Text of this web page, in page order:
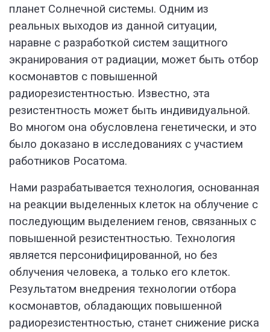
планет Солнечной системы. Одним из
реальных выходов из данной ситуации,
наравне с разработкой систем защитного
экранирования от радиации, может быть отбор
космонавтов с повышенной
радиорезистентностью. Известно, эта
резистентность может быть индивидуальной.
Во многом она обусловлена генетически, и это
было доказано в исследованиях с участием
работников Росатома.
Нами разрабатывается технология, основанная
на реакции выделенных клеток на облучение с
последующим выделением генов, связанных с
повышенной резистентностью. Технология
является персонифицированной, но без
облучения человека, а только его клеток.
Результатом внедрения технологии отбора
космонавтов, обладающих повышенной
радиорезистентностью, станет снижение риска